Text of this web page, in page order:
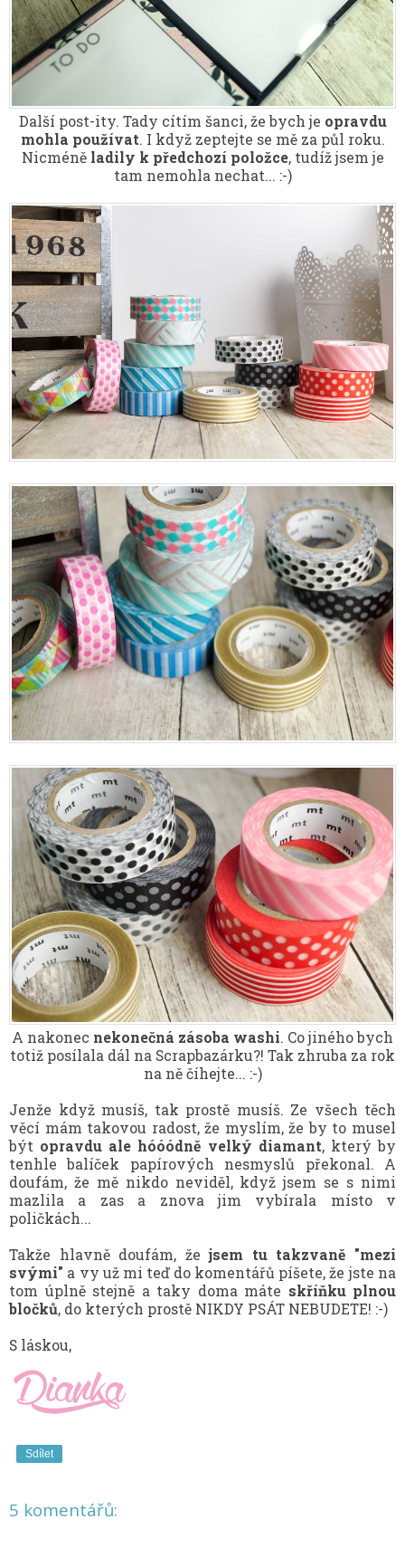
Další post-ity. Tady cítím šanci, že bych je opravdu
mohla používat. I když zeptejte se mě za půl roku.
Nicméně ladily k předchozí položce, tudíž jsem je
tam nemohla nechat... :-)
A nakonec nekonečná zásoba washi. Co jiného bych
totiž posílala dál na Scrapbazárku?! Tak zhruba za rok
na ně číhejte... :-)
Jenže když musíš, tak prostě musíš. Ze všech těch
věcí mám takovou radost, že myslím, že by to musel
být opravdu ale hóóódně velký diamant, který by
tenhle balíček papírových nesmyslů překonal. A
doufám, že mě nikdo neviděl, když jsem se s nimi
mazlila a zas a znova jim vybírala místo v
poličkách...
Takže hlavně doufám, žejsem tu takzvaně "mezi
svými" a vy už mi teď do komentářů píšete, že jste na
tom úplně stejně a taky doma máte skříňku plnou
bločků, do kterých prostě NIKDY PSÁT NEBUDETE! :-)
S láskou,
Sdílet
5 komentářů: